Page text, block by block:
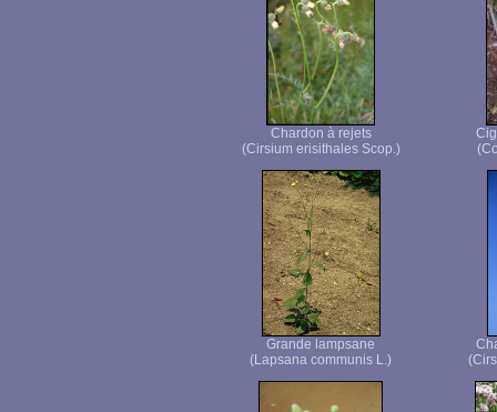
Chardon à rejets
(Cirsium erisithales Scop.)
Grande lampsane
(Lapsana communis L.)